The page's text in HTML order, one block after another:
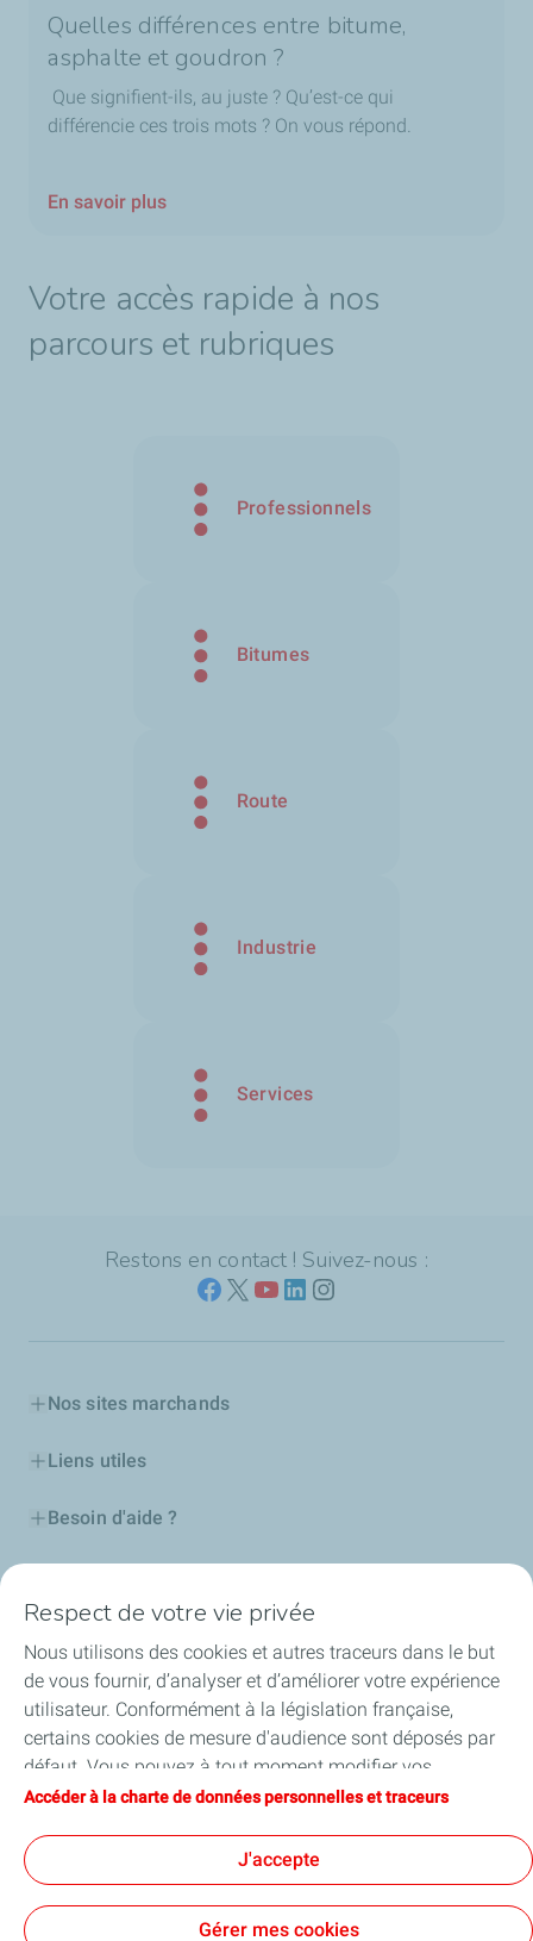
Quelles différences entre bitume,
asphalte et goudron ?
Que signifient-ils, au juste ? Qu’est-ce qui
différencie ces trois mots ? On vous répond.
En savoir plus
Votre accès rapide à nos
parcours et rubriques
Professionnels
Bitumes
Route
Industrie
Services
Restons en contact ! Suivez-nous :
Nos sites marchands
Liens utiles
Besoin d'aide ?
Certificats d'économies d'énergie
Nos partenaires
Collaborer avec TotalEnergies
Accessibilité
Conditions Générales d’Utilisation
Respect de votre vie privée
Nous utilisons des cookies et autres traceurs dans le but
de vous fournir, d’analyser et d’améliorer votre expérience
utilisateur. Conformément à la législation française,
certains cookies de mesure d'audience sont déposés par
défaut. Vous pouvez à tout moment modifier vos
paramètres de cookies en cliquant sur le bouton « Gérer
vous acceptez le dépôt de l’ensemble des cookies. Dans le
cas où vous cliquez sur « Je refuse », seuls les cookies
techniques nécessaires au bon fonctionnement du site
Accéder à la charte de données personnelles et traceurs
J'accepte
Gérer mes cookies